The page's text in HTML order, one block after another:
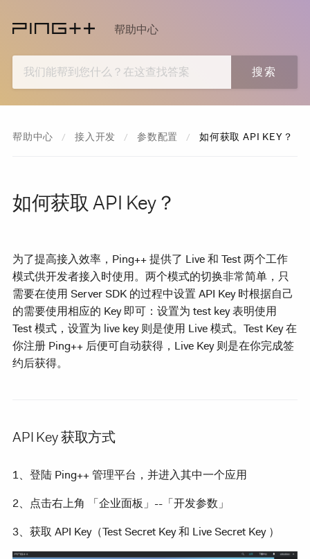
帮助中心
搜索
帮助中心 接入开发 参数配置 CURRENT:
如何获取 API KEY？
如何获取 API Key？
为了提高接入效率，Ping++ 提供了 Live 和 Test 两个工作
模式供开发者接入时使用。两个模式的切换非常简单，只
需要在使用 Server SDK 的过程中设置 API Key 时根据自己
的需要使用相应的 Key 即可：设置为 test key 表明使用
Test 模式，设置为 live key 则是使用 Live 模式。Test Key 在
你注册 Ping++ 后便可自动获得，Live Key 则是在你完成签
约后获得。
API Key 获取方式
1、登陆 Ping++ 管理平台，并进入其中一个应用
2、点击右上角 「企业面板」--「开发参数」
3、获取 API Key（Test Secret Key 和 Live Secret Key ）